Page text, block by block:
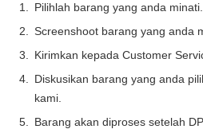
Pilihlah barang yang anda minati.
Screenshoot barang yang anda
Kirimkan kepada Customer
Diskusikan barang yang anda
kami.
Barang akan diproses setelah